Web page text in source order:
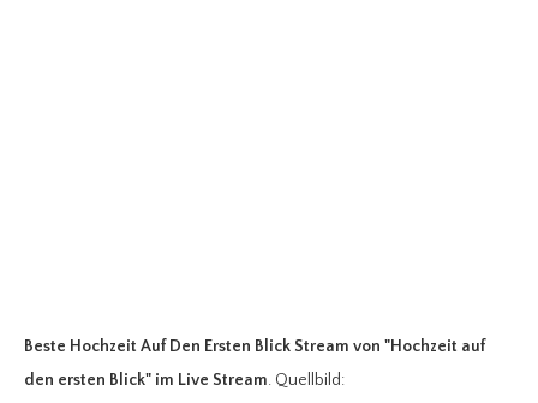
Beste Hochzeit Auf Den Ersten Blick Stream von "Hochzeit auf
den ersten Blick" im Live Stream. Quellbild: